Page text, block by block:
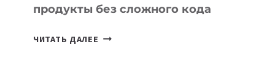
продукты без сложного кода
ЧИТАТЬ ДАЛЕЕ 7